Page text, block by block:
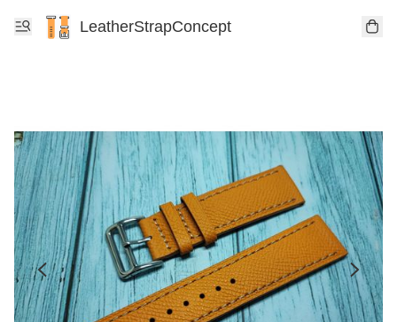
LeatherStrapConcept